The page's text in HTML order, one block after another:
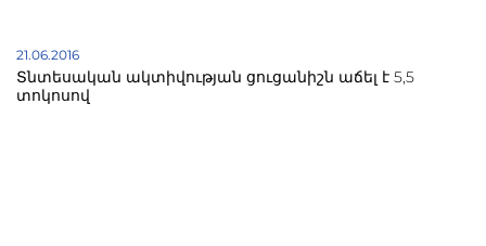
21.06.2016
Տնտեսական ակտիվության ցուցանիշն աճել է 5,5
տոկոսով